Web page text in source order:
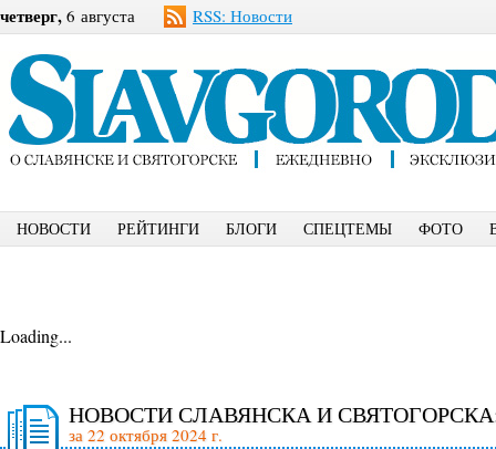
четверг, 6 августа RSS: Новости
НОВОСТИ РЕЙТИНГИ БЛОГИ СПЕЦТЕМЫ ФОТО
Loading...
НОВОСТИ СЛАВЯНСКА И
за 22 октября 2024 г.